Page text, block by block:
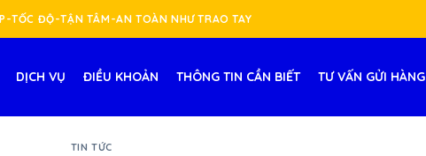
TỐC ĐỘ-TẬN TÂM-AN TOÀN NHƯ TRAO TAY
DỊCH VỤ ĐIỀU KHOẢN THÔNG TIN CẦN BIẾT TƯ VẤN GỬI HÀNG
TIN TỨC